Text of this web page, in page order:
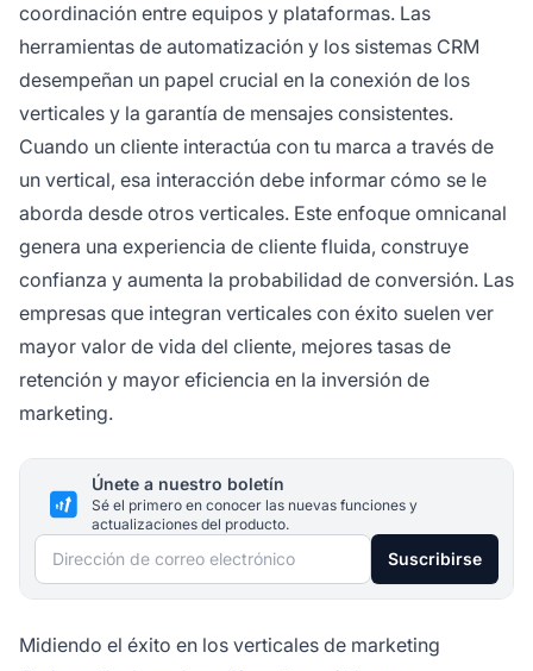
coordinación entre equipos y plataformas. Las
herramientas de automatización y los sistemas CRM
desempeñan un papel crucial en la conexión de los
verticales y la garantía de mensajes consistentes.
Cuando un cliente interactúa con tu marca a través de
un vertical, esa interacción debe informar cómo se le
aborda desde otros verticales. Este enfoque omnicanal
genera una experiencia de cliente fluida, construye
confianza y aumenta la probabilidad de conversión. Las
empresas que integran verticales con éxito suelen ver
mayor valor de vida del cliente, mejores tasas de
retención y mayor eficiencia en la inversión de
marketing.
Únete a nuestro boletín
Sé el primero en conocer las nuevas funciones y
actualizaciones del producto.
Dirección de correo electrónico Suscribirse
Midiendo el éxito en los verticales de marketing